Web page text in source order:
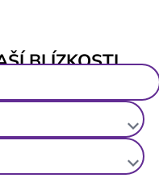
BLÍZKOSTI
keyboard_arrow_down
keyboard_arrow_down